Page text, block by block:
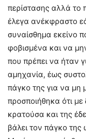
περίστασης αλλά το
έλεγα ανέκφραστο
συναίσθημα εκείνο
φοβισμένα και να
που πρέπει να ήταν
αμηχανία, έως
πάγκο της για να μη
προσποιήθηκα ότι
κρατούσα και της
βάλει τον πάγκο της